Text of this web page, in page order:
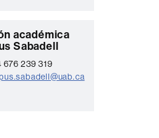
académica
Sabadell
676 239 319